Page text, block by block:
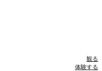
観る
体験する